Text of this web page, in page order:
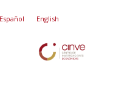
Español English